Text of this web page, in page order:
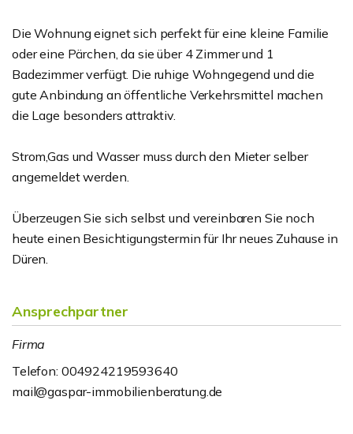
Die Wohnung eignet sich perfekt für eine kleine Familie
oder eine Pärchen, da sie über 4 Zimmer und 1
Badezimmer verfügt. Die ruhige Wohngegend und die
gute Anbindung an öffentliche Verkehrsmittel machen
die Lage besonders attraktiv.
Strom,Gas und Wasser muss durch den Mieter selber
angemeldet werden.
Überzeugen Sie sich selbst und vereinbaren Sie noch
heute einen Besichtigungstermin für Ihr neues Zuhause in
Düren.
Ansprechpartner
Firma
Telefon: 004924219593640
mail@gaspar-immobilienberatung.de